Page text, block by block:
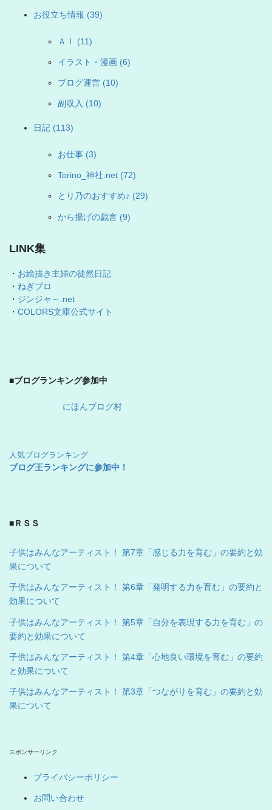
お役立ち情報 (39)
ＡＩ (11)
イラスト・漫画 (6)
ブログ運営 (10)
副収入 (10)
日記 (113)
お仕事 (3)
Torino_神社.net (72)
とり乃のおすすめ♪ (29)
から揚げの戯言 (9)
LINK集
・ お絵描き主婦の徒然日記
・ ねぎブロ
・ ジンジャ～.net
・ COLORS文庫公式サイト
■ブログランキング参加中
にほんブログ村
人気ブログランキング
ブログ王ランキングに参加中！
■ＲＳＳ
子供はみんなアーティスト！ 第7章「感じる力を育む」の要約と効
果について
子供はみんなアーティスト！ 第6章「発明する力を育む」の要約と
効果について
子供はみんなアーティスト！ 第5章「自分を表現する力を育む」の
要約と効果について
子供はみんなアーティスト！ 第4章「心地良い環境を育む」の要約
と効果について
子供はみんなアーティスト！ 第3章「つながりを育む」の要約と効
果について
スポンサーリンク
プライバシーポリシー
お問い合わせ